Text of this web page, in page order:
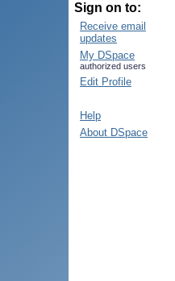
Sign on to:
Receive email
updates
My DSpace
authorized users
Edit Profile
Help
About DSpace